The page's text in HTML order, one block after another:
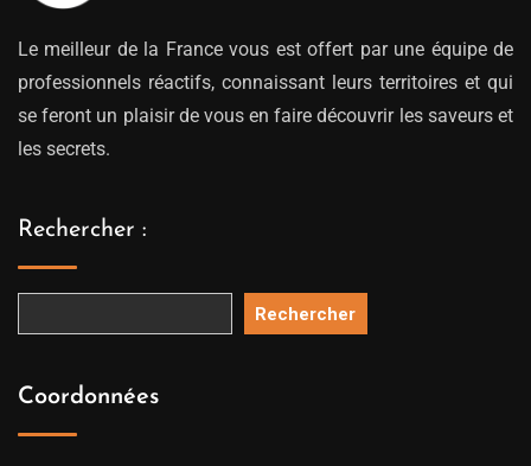
Le meilleur de la France vous est offert par une équipe de
professionnels réactifs, connaissant leurs territoires et qui
se feront un plaisir de vous en faire découvrir les saveurs et
les secrets.
Rechercher :
Rechercher
Coordonnées